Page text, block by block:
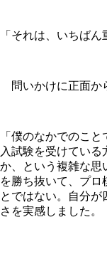
「それは、いちばん
問いかけに正面か
「僕のなかでのこ
入試験を受けてい
か、という複雑な思
を勝ち抜いて、プロ
とではない。自分
さを実感しました。